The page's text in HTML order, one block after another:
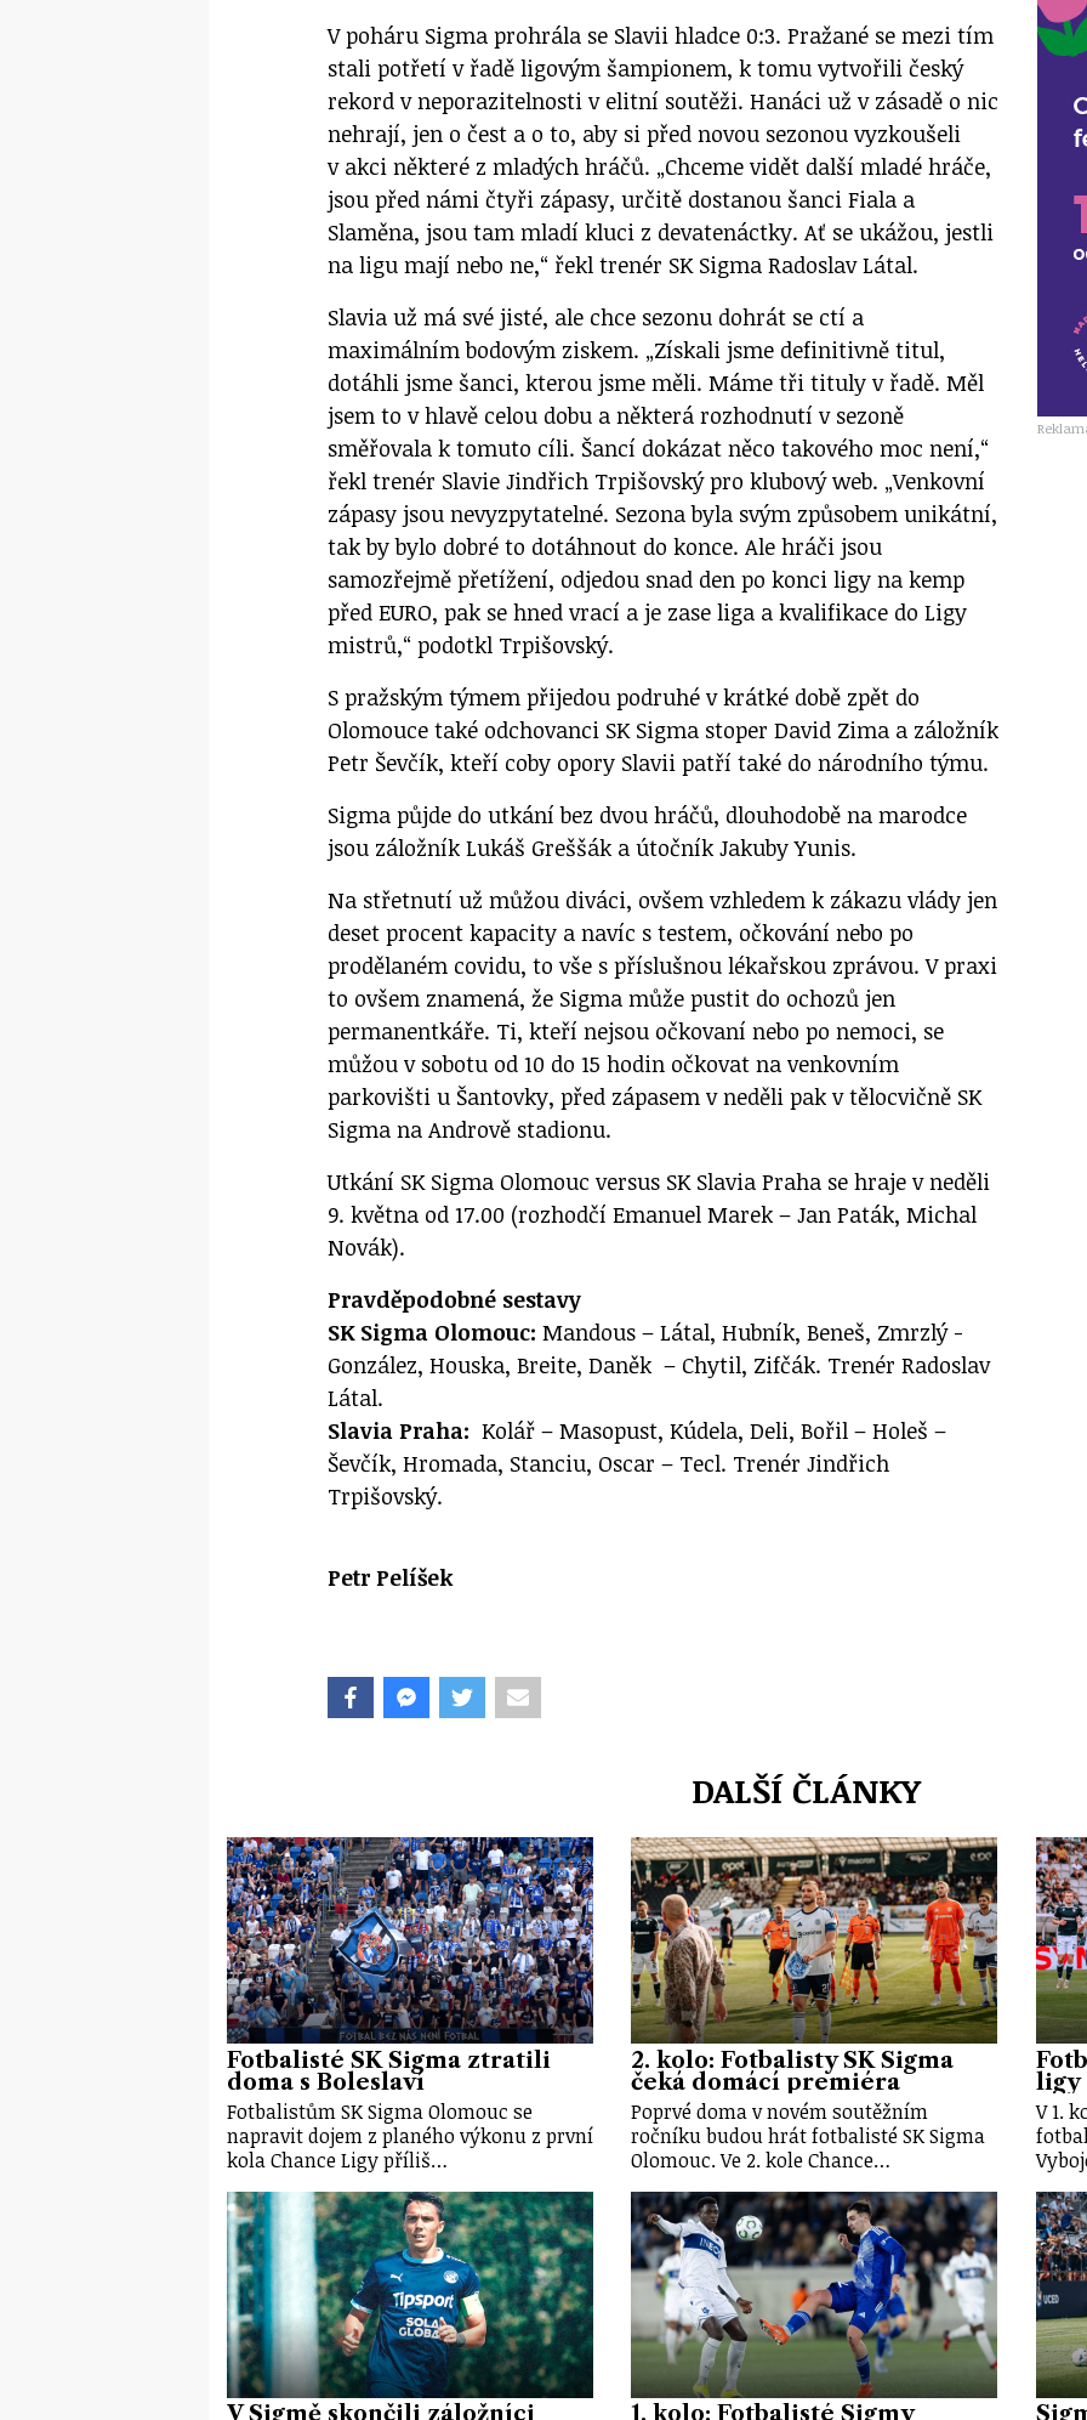
V poháru Sigma prohrála se Slavii hladce 0:3. Pražané se mezi tím
stali potřetí v řadě ligovým šampionem, k tomu vytvořili český
rekord v neporazitelnosti v elitní soutěži. Hanáci už v zásadě o nic
nehrají, jen o čest a o to, aby si před novou sezonou vyzkoušeli
v akci některé z mladých hráčů. „Chceme vidět další mladé hráče,
jsou před námi čtyři zápasy, určitě dostanou šanci Fiala a
Slaměna, jsou tam mladí kluci z devatenáctky. Ať se ukážou, jestli
na ligu mají nebo ne,“ řekl trenér SK Sigma Radoslav Látal.
Slavia už má své jisté, ale chce sezonu dohrát se ctí a
maximálním bodovým ziskem. „Získali jsme definitivně titul,
dotáhli jsme šanci, kterou jsme měli. Máme tři tituly v řadě. Měl
jsem to v hlavě celou dobu a některá rozhodnutí v sezoně
směřovala k tomuto cíli. Šancí dokázat něco takového moc není,“
řekl trenér Slavie Jindřich Trpišovský pro klubový web. „Venkovní
zápasy jsou nevyzpytatelné. Sezona byla svým způsobem unikátní,
tak by bylo dobré to dotáhnout do konce. Ale hráči jsou
samozřejmě přetížení, odjedou snad den po konci ligy na kemp
před EURO, pak se hned vrací a je zase liga a kvalifikace do Ligy
mistrů,“ podotkl Trpišovský.
S pražským týmem přijedou podruhé v krátké době zpět do
Olomouce také odchovanci SK Sigma stoper David Zima a záložník
Petr Ševčík, kteří coby opory Slavii patří také do národního týmu.
Sigma půjde do utkání bez dvou hráčů, dlouhodobě na marodce
jsou záložník Lukáš Greššák a útočník Jakuby Yunis.
Na střetnutí už můžou diváci, ovšem vzhledem k zákazu vlády jen
deset procent kapacity a navíc s testem, očkování nebo po
prodělaném covidu, to vše s příslušnou lékařskou zprávou. V praxi
to ovšem znamená, že Sigma může pustit do ochozů jen
permanentkáře. Ti, kteří nejsou očkovaní nebo po nemoci, se
můžou v sobotu od 10 do 15 hodin očkovat na venkovním
parkovišti u Šantovky, před zápasem v neděli pak v tělocvičně SK
Sigma na Andrově stadionu.
Utkání SK Sigma Olomouc versus SK Slavia Praha se hraje v neděli
9. května od 17.00 (rozhodčí Emanuel Marek – Jan Paták, Michal
Novák).
Pravděpodobné sestavy
SK Sigma Olomouc: Mandous – Látal, Hubník, Beneš, Zmrzlý -
González, Houska, Breite, Daněk – Chytil, Zifčák. Trenér Radoslav
Látal.
Slavia Praha: Kolář – Masopust, Kúdela, Deli, Bořil – Holeš –
Ševčík, Hromada, Stanciu, Oscar – Tecl. Trenér Jindřich
Trpišovský.
Petr Pelíšek
DALŠÍ ČLÁNKY
Fotbalisté SK Sigma ztratili
doma s Boleslaví
Fotbalistům SK Sigma Olomouc se
napravit dojem z planého výkonu z první
kola Chance Ligy příliš…
2. kolo: Fotbalisty SK Sigma
čeká domácí premiéra
Poprvé doma v novém soutěžním
ročníku budou hrát fotbalisté SK Sigma
Olomouc. Ve 2. kole Chance…
ligy
V 1.
V Sigmě skončili záložníci 1. kolo: Fotbalisté Sigmy